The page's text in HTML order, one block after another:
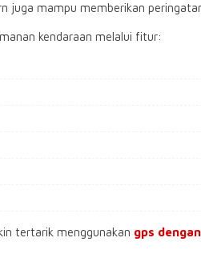
juga mampu memberikan
kendaraan melalui fitur:
tertarik menggunakan gps